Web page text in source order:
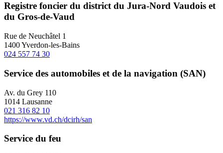
Registre foncier du district du Jura-Nord Vaudois et
du Gros-de-Vaud
Rue de Neuchâtel 1
1400 Yverdon-les-Bains
024 557 74 30
Service des automobiles et de la navigation (SAN)
Av. du Grey 110
1014 Lausanne
021 316 82 10
https://www.vd.ch/dcirh/san
Service du feu